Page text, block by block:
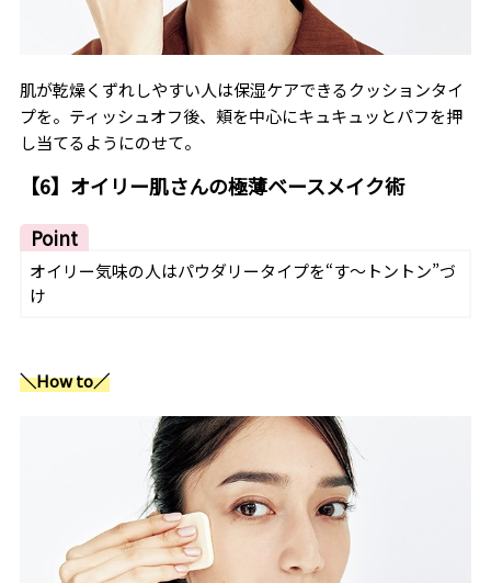
肌が乾燥くずれしやすい人は保湿ケアできるクッションタイ
プを。ティッシュオフ後、頬を中心にキュキュッとパフを押
し当てるようにのせて。
【6】オイリー肌さんの極薄ベースメイク術
Point
オイリー気味の人はパウダリータイプを“す～トントン”づ
け
＼How to／